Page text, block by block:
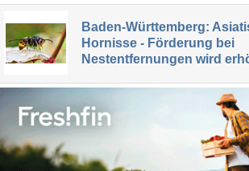
Baden-Württemberg:
Hornisse - Förderung bei
Nestentfernungen wird